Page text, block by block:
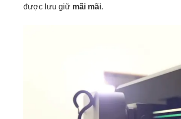
được lưu giữ mãi mãi.